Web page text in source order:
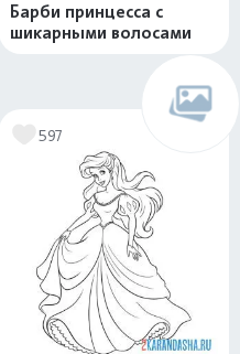
Барби принцесса с
шикарными волосами
597